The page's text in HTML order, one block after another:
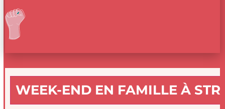
WEEK-END EN FAMILLE À